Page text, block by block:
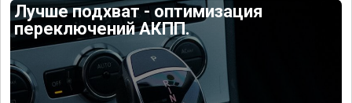
Лучше подхват - оптимизация
переключений АКПП.